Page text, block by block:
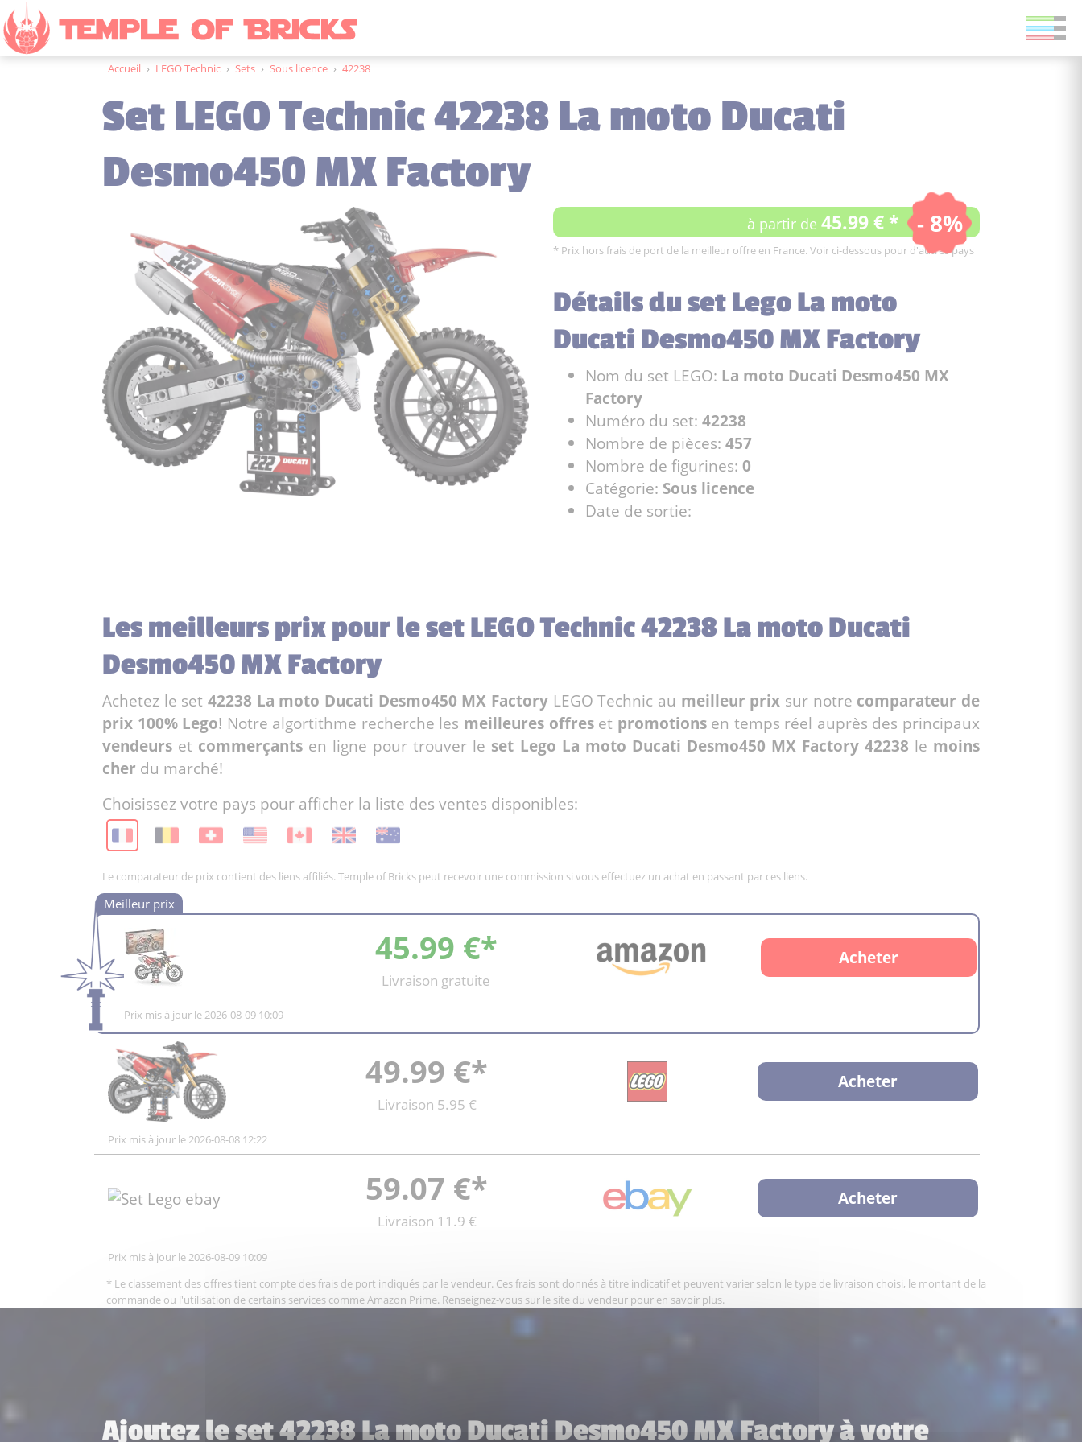
Accueil › LEGO Technic › Sets › Sous licence › 42238
Set LEGO Technic 42238 La moto Ducati
Desmo450 MX Factory
à partir de 45.99 € * - 8%
* Prix hors frais de port de la meilleur offre en France. Voir ci-dessous pour d'autres pays
Détails du set Lego La moto
Ducati Desmo450 MX Factory
Nom du set LEGO: La moto Ducati Desmo450 MX
Factory
Numéro du set: 42238
Nombre de pièces: 457
Nombre de figurines: 0
Catégorie: Sous licence
Date de sortie:
Les meilleurs prix pour le set LEGO Technic 42238 La moto Ducati
Desmo450 MX Factory
Achetez le set 42238 La moto Ducati Desmo450 MX Factory LEGO Technic au meilleur prix sur notre comparateur de
prix 100% Lego! Notre algortithme recherche les meilleures offreset promotionsen temps réel auprès des principaux
vendeurs et commerçants en ligne pour trouver le set Lego La moto Ducati Desmo450 MX Factory 42238 le moins
cher du marché!
Choisissez votre pays pour afficher la liste des ventes disponibles:
Le comparateur de prix contient des liens affiliés. Temple of Bricks peut recevoir une commission si vous effectuez un achat en passant par ces liens.
45.99 €*
Livraison gratuite
Acheter
Prix mis à jour le 2026-08-09 10:09
49.99 €*
Livraison 5.95 €
Acheter
Prix mis à jour le 2026-08-08 12:22
59.07 €*
Livraison 11.9 €
Acheter
Prix mis à jour le 2026-08-09 10:09
* Le classement des offres tient compte des frais de port indiqués par le vendeur. Ces frais sont donnés à titre indicatif et peuvent varier selon le type de livraison choisi, le montant de la
commande ou l'utilisation de certains services comme Amazon Prime. Renseignez-vous sur le site du vendeur pour en savoir plus.
Ajoutez le set 42238 La moto Ducati Desmo450 MX Factory à votre